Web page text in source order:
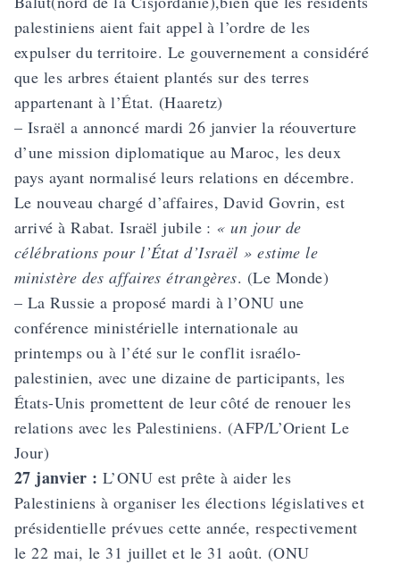
palestiniens aient fait appel à l’ordre de les
expulser du territoire. Le gouvernement a considéré
que les arbres étaient plantés sur des terres
appartenant à l’État. (Haaretz)
– Israël a annoncé mardi 26 janvier la réouverture
d’une mission diplomatique au Maroc, les deux
pays ayant normalisé leurs relations en décembre.
Le nouveau chargé d’affaires, David Govrin, est
arrivé à Rabat. Israël jubile : « un jour de
célébrations pour l’État d’Israël » estime le
ministère des affaires étrangères. (Le Monde)
– La Russie a proposé mardi à l’ONU une
conférence ministérielle internationale au
printemps ou à l’été sur le conflit israélo-
palestinien, avec une dizaine de participants, les
États-Unis promettent de leur côté de renouer les
relations avec les Palestiniens. (AFP/L’Orient Le
Jour)
27 janvier : L’ONU est prête à aider les
Palestiniens à organiser les élections législatives et
présiden­tielle prévues cette année, respectivement
le 22 mai, le 31 juillet et le 31 août. (ONU